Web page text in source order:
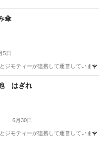
傘
5日
ジモティーが連携して運営してい
はぎれ
6月30日
ジモティーが連携して運営してい